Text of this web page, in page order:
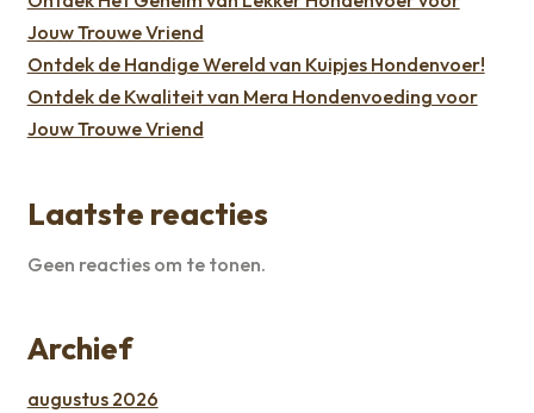
Jouw Trouwe Vriend
Ontdek de Handige Wereld van Kuipjes Hondenvoer!
Ontdek de Kwaliteit van Mera Hondenvoeding voor
Jouw Trouwe Vriend
Laatste reacties
Geen reacties om te tonen.
Archief
augustus 2026